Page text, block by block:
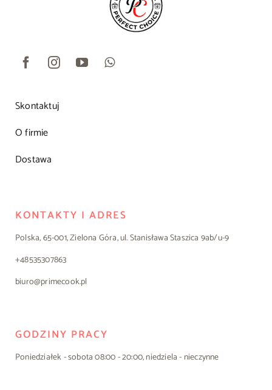
Skontaktuj
O firmie
Dostawa
KONTAKTY I ADRES
Polska, 65-001, Zielona Góra, ul. Stanisława Staszica 9ab/u-9
+48535307863
biuro@primecook.pl
GODZINY PRACY
Poniedziałek - sobota 08:00 - 20:00, niedziela - nieczynne